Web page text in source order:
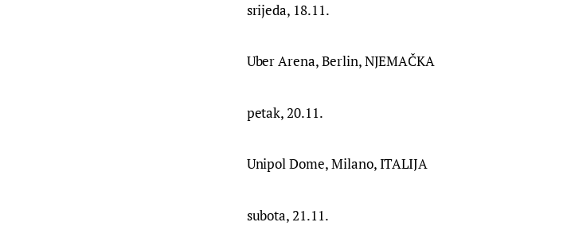
srijeda, 18.11.
Uber Arena, Berlin, NJEMAČKA
petak, 20.11.
Unipol Dome, Milano, ITALIJA
subota, 21.11.